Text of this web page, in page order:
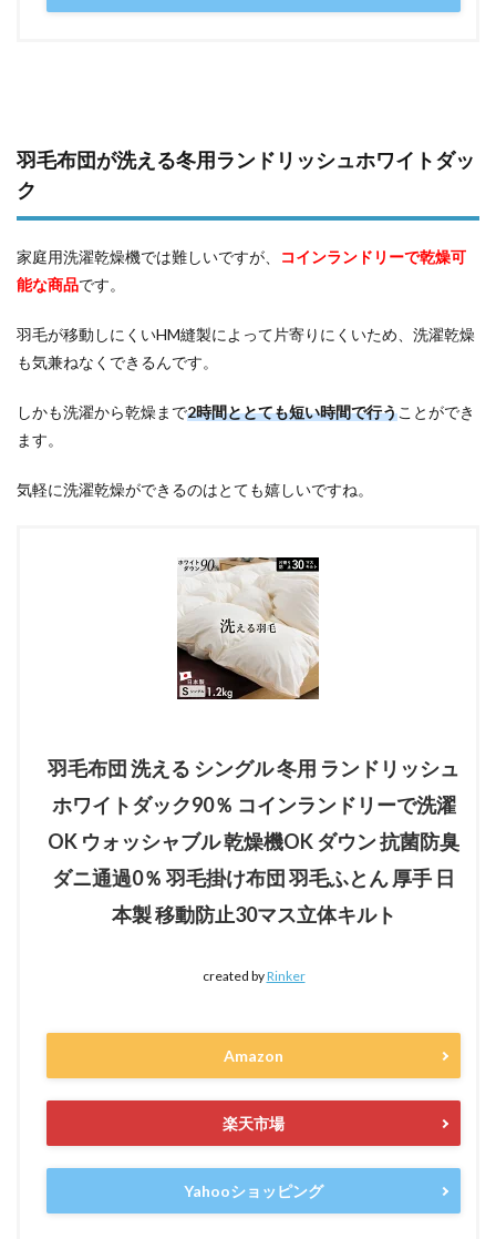
羽毛布団が洗える冬用ランドリッシュホワイトダッ
ク
家庭用洗濯乾燥機では難しいですが、
コインランドリーで乾燥可
能な商品です。
羽毛が移動しにくいHM縫製によって片寄りにくいため、洗濯乾燥
も気兼ねなくできるんです。
しかも洗濯から乾燥まで2時間ととても短い時間で行うことができ
ます。
気軽に洗濯乾燥ができるのはとても嬉しいですね。
羽毛布団 洗える シングル 冬用 ランドリッシュ
ホワイトダック90％ コインランドリーで洗濯
OK ウォッシャブル 乾燥機OK ダウン 抗菌防臭
ダニ通過0％ 羽毛掛け布団 羽毛ふとん 厚手 日
本製 移動防止30マス立体キルト
created byRinker
Amazon
楽天市場
Yahooショッピング